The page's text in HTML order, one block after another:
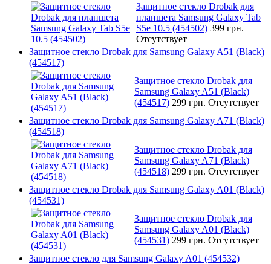
Защитное стекло Drobak для
планшета Samsung Galaxy Tab
S5e 10.5 (454502) 399 грн.
Отсутствует
Защитное стекло Drobak для Samsung Galaxy A51 (Black)
(454517)
Защитное стекло Drobak для
Samsung Galaxy A51 (Black)
(454517) 299 грн. Отсутствует
Защитное стекло Drobak для Samsung Galaxy A71 (Black)
(454518)
Защитное стекло Drobak для
Samsung Galaxy A71 (Black)
(454518) 299 грн. Отсутствует
Защитное стекло Drobak для Samsung Galaxy A01 (Black)
(454531)
Защитное стекло Drobak для
Samsung Galaxy A01 (Black)
(454531) 299 грн. Отсутствует
Защитное стекло для Samsung Galaxy A01 (454532)